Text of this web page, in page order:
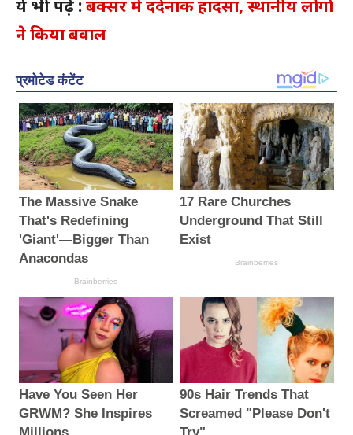
ये भी पढ़ें :बक्सर में दर्दनाक हादसा, स्थानीय लोगों
ने किया बवाल